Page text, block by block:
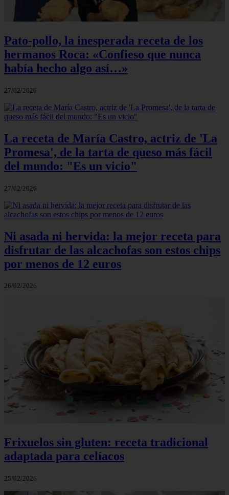
Pato-pollo, la inesperada receta de los
hermanos Roca: «Confieso que nunca
había hecho algo así…»
27/02/2026
La receta de María Castro, actriz de 'La
Promesa', de la tarta de queso más fácil
del mundo: "Es un vicio"
27/02/2026
Ni asada ni hervida: la mejor receta para
disfrutar de las alcachofas son estos chips
por menos de 12 euros
26/02/2026
Frixuelos sin gluten: receta tradicional
adaptada para celíacos
25/02/2026